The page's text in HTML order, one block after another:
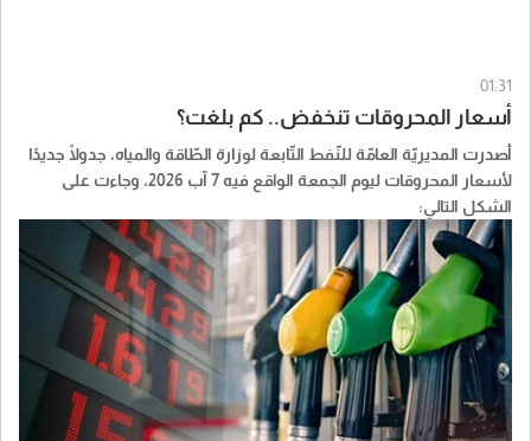
01:31
أسعار المحروقات تنخفض.. كم بلغت؟
أصدرت المديريّة العامّة للنّفط التّابعة لوزارة الطّاقة والمياه، جدولًا جديدًا
لأسعار المحروقات ليوم الجمعة الواقع فيه 7 آب 2026، وجاءت على
الشكل التالي: